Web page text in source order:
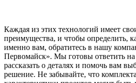
Каждая из этих технологий имеет
преимущества, и чтобы определить,
именно вам, обратитесь в нашу
Первомайск». Мы готовы ответить
рассказать о деталях и помочь вам
решение. Не забывайте, что